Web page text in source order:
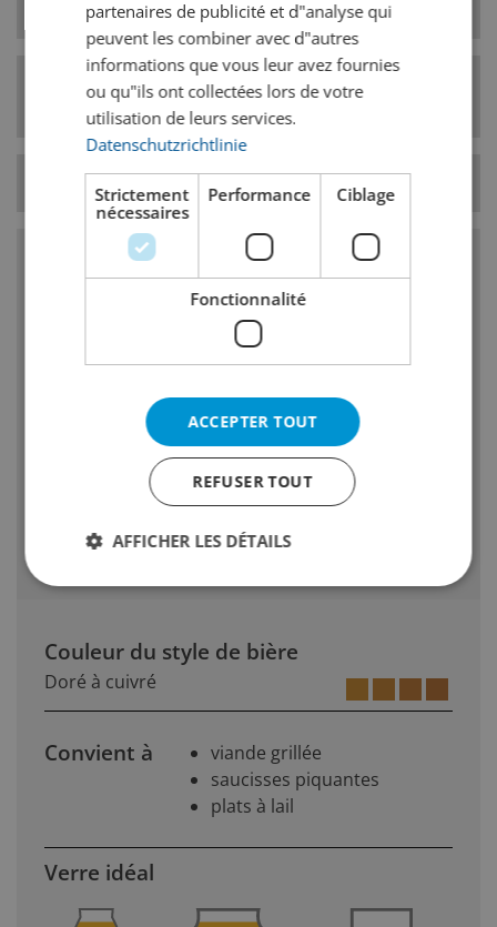
Type de levure haute fermentation
Catégorie de style
de bière
Pale Ale
Température 7° C
Caractéristiques
Amertume, goût et odeur de houblon moyen
Corps : moyen
Goût et odeur de malt: faible à moyen, un
faible caractère de caramel est admissible
Notes dester fruité faibles à fortes
Trouble dû au froid si elle est servie fraiche
Couleur du style de bière
Doré à cuivré
Convient à
viande grillée
saucisses piquantes
plats à lail
Verre idéal
partenaires de publicité et d"analyse qui
peuvent les combiner avec d"autres
informations que vous leur avez fournies
ou qu"ils ont collectées lors de votre
utilisation de leurs services.
Datenschutzrichtlinie
Strictement
nécessaires
Performance Ciblage
Fonctionnalité
ACCEPTER TOUT
REFUSER TOUT
AFFICHER LES DÉTAILS